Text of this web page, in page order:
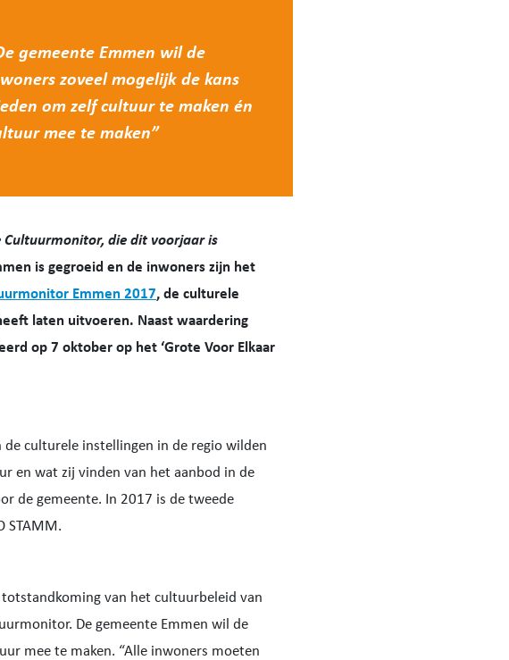
gemeente Emmen wil de
zoveel mogelijk de kans
om zelf cultuur te maken én
mee te maken”
die dit voorjaar is
is gegroeid en de inwoners zijn het
Emmen 2017, de culturele
laten uitvoeren. Naast waardering
op 7 oktober op het ‘Grote Voor Elkaar
culturele instellingen in de regio wilden
en wat zij vinden van het aanbod in de
de gemeente. In 2017 is de tweede
STAMM.
van het cultuurbeleid van
De gemeente Emmen wil de
mee te maken. “Alle inwoners moeten